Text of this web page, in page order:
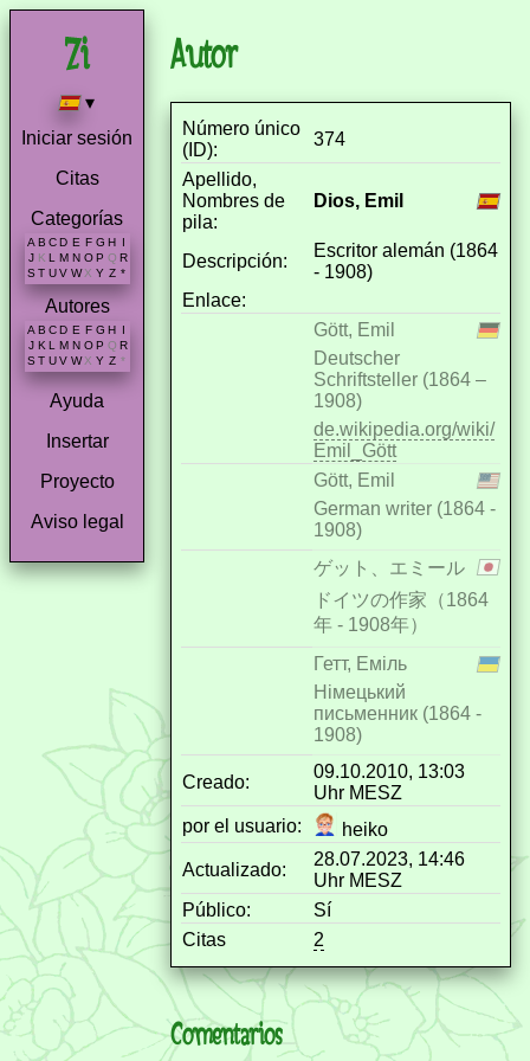
▾
Iniciar sesión
Citas
Categorías
A B C D E F G H I
J K L M N O P Q R
S T U V W X Y Z *
Autores
A B C D E F G H
J K L M N O P Q R
S T U V W X Y Z *
Ayuda
Insertar
Proyecto
Aviso legal
Autor
Número único
(ID):
374
Apellido,
Nombres de
pila:
Dios, Emil
Descripción:
Escritor alemán (1864
- 1908)
Enlace:
Gött, Emil
Deutscher
Schriftsteller (1864 –
1908)
de.wikipedia.org/wiki/
Emil_Gött
Gött, Emil
German writer (1864 -
1908)
ゲット、エミール
ドイツの作家（1864
年 - 1908年）
Гетт, Еміль
Німецький
письменник (1864 -
1908)
Creado:
09.10.2010, 13:03
Uhr MESZ
por el usuario:
heiko
Actualizado:
28.07.2023, 14:46
Uhr MESZ
Público:
Sí
Citas
2
Comentarios